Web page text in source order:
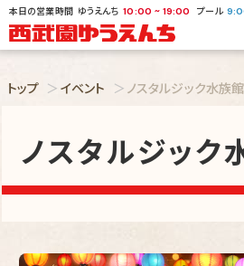
. . . body { background-color: red; }
本日の営業時間 ゆうえんち 10:00 ~ 19:00 プール
トップ イベント ノスタルジック水族館
ノスタルジック